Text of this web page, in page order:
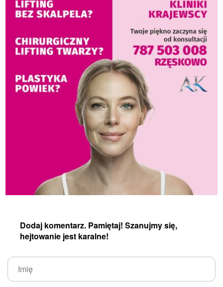
Dodaj komentarz. Pamiętaj! Szanujmy się,
hejtowanie jest karalne!